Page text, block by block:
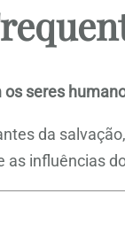
seres
da
as influências